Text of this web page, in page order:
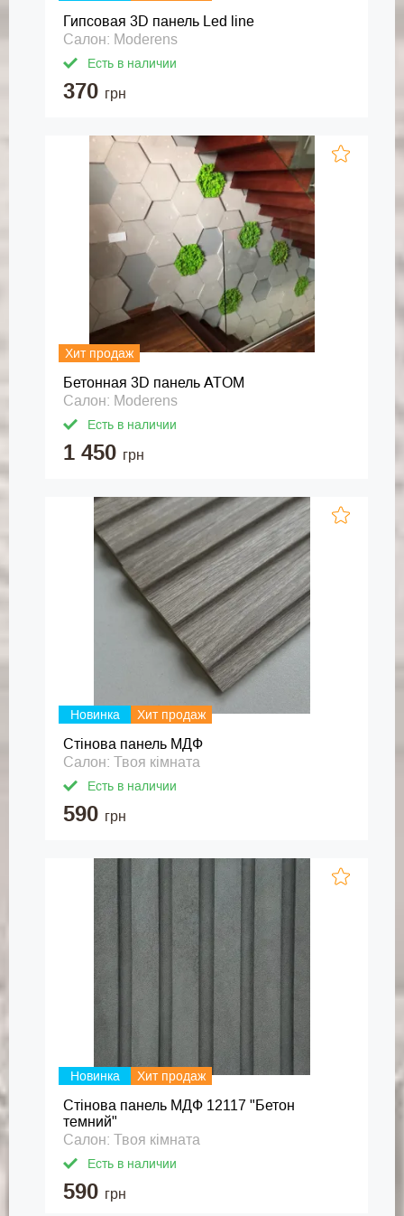
Гипсовая 3D панель Led line
Салон: Moderens
Есть в наличии
370 грн
Хит продаж
Бетонная 3D панель ATOM
Салон: Moderens
Есть в наличии
1 450 грн
Новинка Хит продаж
Стінова панель МДФ
Салон: Твоя кімната
Есть в наличии
590 грн
Новинка Хит продаж
Стінова панель МДФ 12117 "Бетон
темний"
Салон: Твоя кімната
Есть в наличии
590 грн